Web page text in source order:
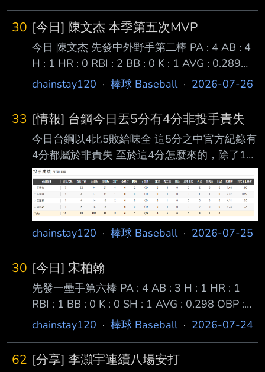
30 [今日] 陳文杰 本季第五次MVP
今日 陳文杰 先發中外野手第二棒 PA : 4 AB : 4
H : 1 HR : 0 RBI : 2 BB : 0 K : 1 AVG : 0.289
OBP : 0.350 SLG : 0.390 OPS : 0.740 OPS+:
MVP的打守跑帥唱的五拍子文杰！ 依舊是提供
投手安心信賴的中外野守備 同時今天也在8下時
擊出關鍵逆轉安打 終場台鋼以4:2逆轉氣走味
全！ https://www.youtube.com/watch?
v=i7TjiZjPg
chainstay120 · 棒球 Baseball· 2026-07-26
33 [情報] 台鋼今日丟5分有4分非投手責失
今日台鋼以4比5敗給味全 這5分之中官方紀錄有
4分都屬於非責失 至於這4分怎麼來的，除了1分
是突破僵局以外其他的你別問 甚至是其中1分責
失以實際比賽內容來說 也是8上時右外野手王博
玄送出去的 因為撲了不該撲的球把味全球員送
上二壘 隨後林辰勳靠冉皓燐的二滾推進到三壘
再靠天哥的犧飛跑回味全的第三分
https://i.imgur.com/1NkZGM7.png -- 達妮婭是
我的媽媽/老婆/女兒/好女孩...
https://i.imgur.com/CCrEwFQ.gif
https://i.imgur.c
chainstay120 · 棒球 Baseball· 2026-07-25
30 [今日] 宋柏翰
先發一壘手第六棒 PA : 4 AB : 3 H : 1 HR : 1
RBI : 1 BB : 0 K : 0 SH : 1 AVG : 0.298 OBP :
0.371 SLG : 0.491 OPS : 0.862 OPS+: 163 全
於水火之中 至於水火怎麼來的你別問，問就是
其他人怎麼會這樣 二下的時候宋弟在0:1落後的
chainstay120 · 棒球 Baseball· 2026-07-24
62 [分享] 李灝宇連續八場安打